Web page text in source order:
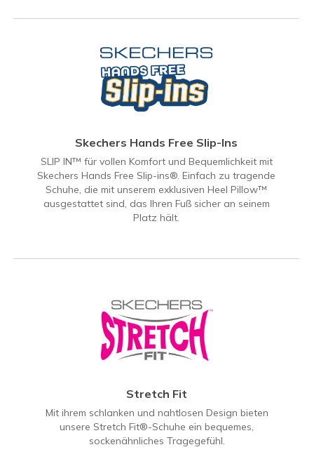
Skechers Hands Free Slip-Ins
SLIP IN™ für vollen Komfort und Bequemlichkeit mit
Skechers Hands Free Slip-ins®. Einfach zu tragende
Schuhe, die mit unserem exklusiven Heel Pillow™
ausgestattet sind, das Ihren Fuß sicher an seinem
Platz hält.
Stretch Fit
Mit ihrem schlanken und nahtlosen Design bieten
unsere Stretch Fit®-Schuhe ein bequemes,
sockenähnliches Tragegefühl.